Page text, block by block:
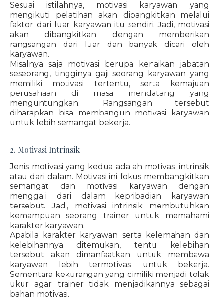
Sesuai istilahnya, motivasi karyawan yang
mengikuti pelatihan akan dibangkitkan melalui
faktor dari luar karyawan itu sendiri. Jadi, motivasi
akan dibangkitkan dengan memberikan
rangsangan dari luar dan banyak dicari oleh
karyawan.
Misalnya saja motivasi berupa kenaikan jabatan
seseorang, tingginya gaji seorang karyawan yang
memiliki motivasi tertentu, serta kemajuan
perusahaan di masa mendatang yang
menguntungkan. Rangsangan tersebut
diharapkan bisa membangun motivasi karyawan
untuk lebih semangat bekerja.
2. Motivasi Intrinsik
Jenis motivasi yang kedua adalah motivasi intrinsik
atau dari dalam. Motivasi ini fokus membangkitkan
semangat dan motivasi karyawan dengan
menggali dari dalam kepribadian karyawan
tersebut. Jadi, motivasi intrinsik membutuhkan
kemampuan seorang trainer untuk memahami
karakter karyawan.
Apabila karakter karyawan serta kelemahan dan
kelebihannya ditemukan, tentu kelebihan
tersebut akan dimanfaatkan untuk membawa
karyawan lebih termotivasi untuk bekerja.
Sementara kekurangan yang dimiliki menjadi tolak
ukur agar trainer tidak menjadikannya sebagai
bahan motivasi.